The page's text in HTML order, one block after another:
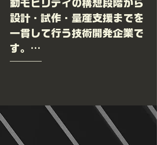
動モビリティの構想段階から
設計・試作・量産支援までを
一貫して行う技術開発企業で
す。
キックボード、三輪カーゴバ
ィ製品の開発実績を活かし、
**「動くプロダクトをゼロ
から創る」**技術を提供し